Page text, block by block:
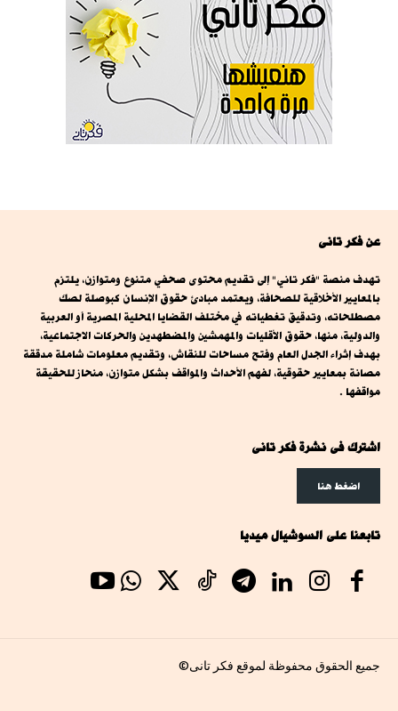
عن فكر تانى
تهدف منصة "فكر تاني" إلى تقديم محتوى صحفي متنوع ومتوازن، يلتزم
بالمعايير الأخلاقية للصحافة، ويعتمد مبادئ حقوق الإنسان كبوصلة لصك
مصطلحاته، وتدقيق تغطياته في مختلف القضايا المحلية المصرية أو العربية
والدولية، منها، حقوق الأقليات والمهمشين والمضطهدين والحركات الاجتماعية،
بهدف إثراء الجدل العام وفتح مساحات للنقاش، وتقديم معلومات شاملة مدققة
مصانة بمعايير حقوقية، لفهم الأحداث والمواقف بشكل متوازن، منحاز للحقيقة
مواقفها .
اشترك فى نشرة فكر تانى
اضغط هنا
تابعنا على السوشيال ميديا
جميع الحقوق محفوظة لموقع فكر تانى©